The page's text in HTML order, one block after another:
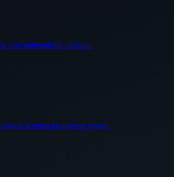
özel mühendislik çözümü.
taşkın koruma projelerine uygun.